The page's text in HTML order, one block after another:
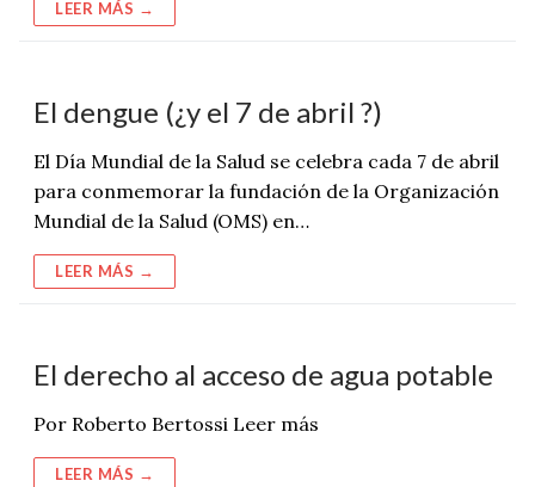
LEER MÁS →
El dengue (¿y el 7 de abril ?)
El Día Mundial de la Salud se celebra cada 7 de abril
para conmemorar la fundación de la Organización
Mundial de la Salud (OMS) en…
LEER MÁS →
El derecho al acceso de agua potable
Por Roberto Bertossi Leer más
LEER MÁS →